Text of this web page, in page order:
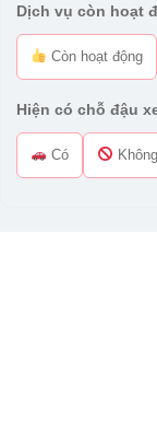
Dịch vụ còn hoạt
Còn hoạt động
Hiện có chỗ đậu
Có Không